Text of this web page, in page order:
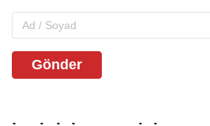
Gönder